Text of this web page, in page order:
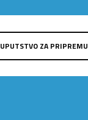
UPUTSTVO ZA PRIPREMU